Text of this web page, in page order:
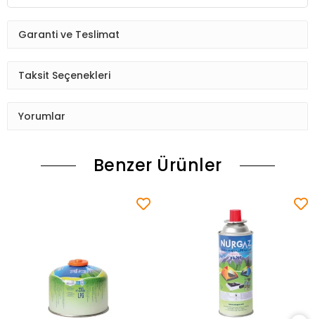
Garanti ve Teslimat
Taksit Seçenekleri
Yorumlar
Benzer Ürünler